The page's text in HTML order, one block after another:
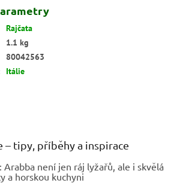
Rajčata
1.1 kg
80042563
Itálie
– tipy, příběhy a inspirace
Arabba není jen ráj lyžařů, ale i skvělá
a horskou kuchyni